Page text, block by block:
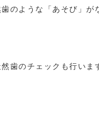
ような「あそび」
歯のチェックも行いま